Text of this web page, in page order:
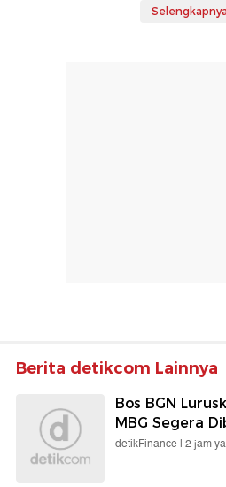
Selengkapnya
Berita detikcom Lainnya
Bos BGN
MBG Segera
detikFinance | 2 jam